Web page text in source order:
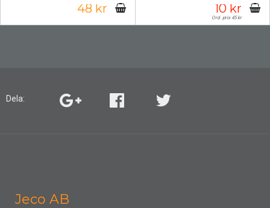
48 kr 10 kr
Ord. pris 45 kr
Dela:
Jeco AB